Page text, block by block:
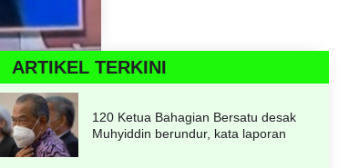
ARTIKEL TERKINI
120 Ketua Bahagian Bersatu desak
Muhyiddin berundur, kata laporan